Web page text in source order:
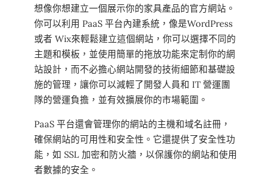
想像你想建立一個展示你的家具產品的官方網站。
你可以利用 PaaS 平台內建系統，像是WordPress
或者 Wix來輕鬆建立這個網站，你可以選擇不同的
主題和模板，並使用簡單的拖放功能來定制你的網
站設計，而不必擔心網站開發的技術細節和基礎設
施的管理，讓你可以減輕了開發人員和 IT 營運團
隊的營運負擔，並有效擴展你的市場範圍。
PaaS 平台還會管理你的網站的主機和域名註冊，
確保網站的可用性和安全性。它還提供了安全性功
能，如 SSL 加密和防火牆，以保護你的網站和使用
者數據的安全。